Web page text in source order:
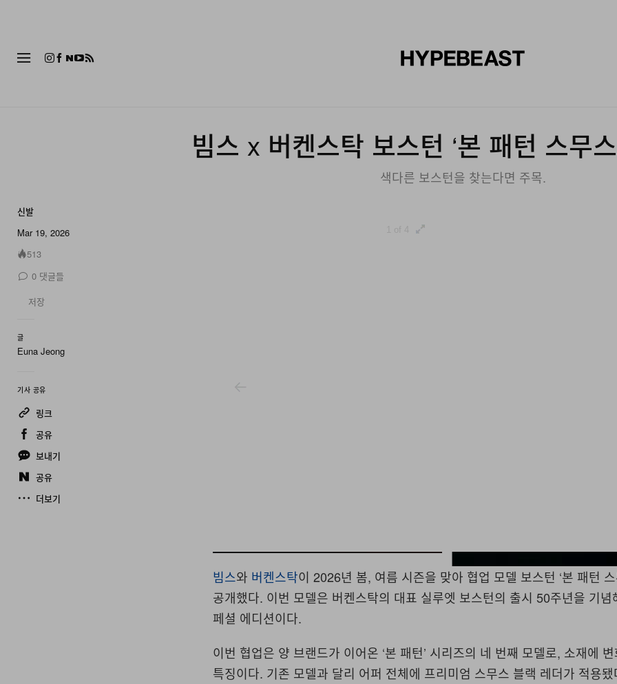
빔스 x 버켄스탁 보스턴 ‘본 패턴 스무
색다른 보스턴을 찾는다면 주목.
신발
Mar 19, 2026
513
0 댓글들
저장
글
Euna Jeong
기사 공유
링크
공유
보내기
공유
더보기
빔스와 버켄스탁이 2026년 봄, 여름 시즌을 맞아 협업 모델 보스턴 ‘본 패턴
공개했다. 이번 모델은 버켄스탁의 대표 실루엣 보스턴의 출시 50주년을 기념
페셜 에디션이다.
이번 협업은 양 브랜드가 이어온 ‘본 패턴’ 시리즈의 네 번째 모델로, 소재에
특징이다. 기존 모델과 달리 어퍼 전체에 프리미엄 스무스 블랙 레더가 적용됐